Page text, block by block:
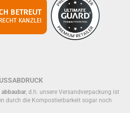
, d.h. unsere Versandverpackung ist
durch die Kompostierbarkeit sogar noch